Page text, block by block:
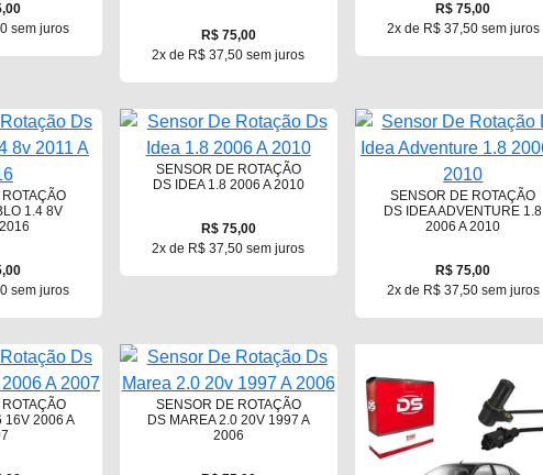
sem juros
R$ 75,00
2x de R$ 37,50 sem juros
R$ 75,00
2x de R$ 37,50 sem juros
1.4 8V
sem juros
SENSOR DE ROTAÇÃO
DS IDEA 1.8 2006 A 2010
R$ 75,00
2x de R$ 37,50 sem juros
SENSOR DE ROTAÇÃO
DS IDEA ADVENTURE 1.8
2006 A 2010
R$ 75,00
2x de R$ 37,50 sem juros
16V 2006 A
SENSOR DE ROTAÇÃO
DS MAREA 2.0 20V 1997 A
2006